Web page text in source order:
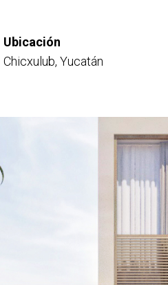
Ubicación
Chicxulub, Yucatán